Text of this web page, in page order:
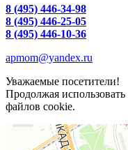
8 (495) 446-34-98
8 (495) 446-25-05
8 (495) 446-10-36
apmom@yandex.ru
Уважаемые посетители!
Продолжая использовать
файлов cookie.